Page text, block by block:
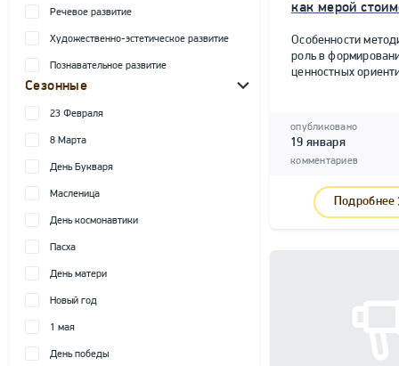
Речевое развитие
Художественно-эстетическое развитие
Познавательное развитие
Сезонные
23 Февраля
8 Марта
День Букваря
Масленица
День космонавтики
Пасха
День матери
Новый год
1 мая
День победы
как мерой
Особенности
роль в
ценностных
опубликовано
19 января
комментариев
Подробнее